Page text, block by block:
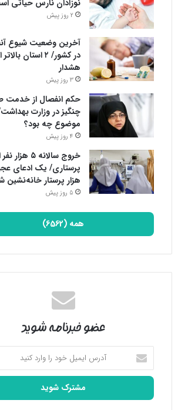
نوزادان نارس حیاتی
2 روز پیش
آخرین وضعیت شیوع
در کشور/ ۲ استان
هشدار
3 روز پیش
حکم انفصال از خدمت
چنگیز در وزارت
موضوع چه بود؟
4 روز پیش
خروج سالانه ۵
هزار پرستار خانه‌نشین
5 روز پیش
همه (6562)
عضو خبرنامه شوید
آدرس
ایمیل
خود
وارد